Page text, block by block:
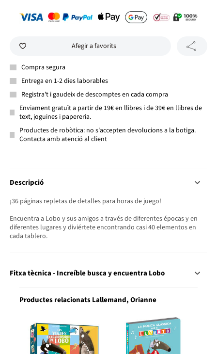
Afegir a favorits
Compra segura
Entrega en 1-2 dies laborables
Registra't i gaudeix de descomptes en cada compra
Enviament gratuït a partir de 19€ en llibres i de 39€ en llibres de
text, joguines i papereria.
Productes de robòtica: no s'accepten devolucions a la botiga.
Contacta amb atenció al client
Descripció
¡36 páginas repletas de detalles para horas de juego!
Encuentra a Lobo y sus amigos a través de diferentes épocas y en
diferentes lugares y diviértete encontrando casi 40 elementos en
cada tablero.
Fitxa tècnica - Increíble busca y encuentra Lobo
Productes relacionats Lallemand, Orianne